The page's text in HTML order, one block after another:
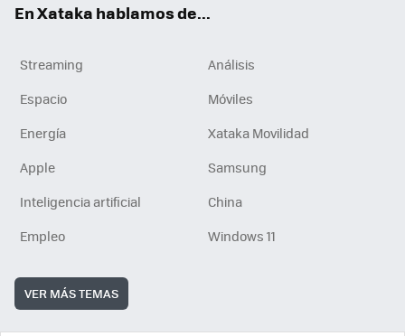
En Xataka hablamos de...
Streaming
Análisis
Espacio
Móviles
Energía
Xataka Movilidad
Apple
Samsung
Inteligencia artificial
China
Empleo
Windows 11
VER MÁS TEMAS